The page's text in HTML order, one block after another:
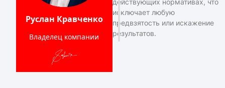
Руслан Кравченко
Владелец компании
действующих нормативах, что
исключает любую
предвзятость или искажение
результатов.